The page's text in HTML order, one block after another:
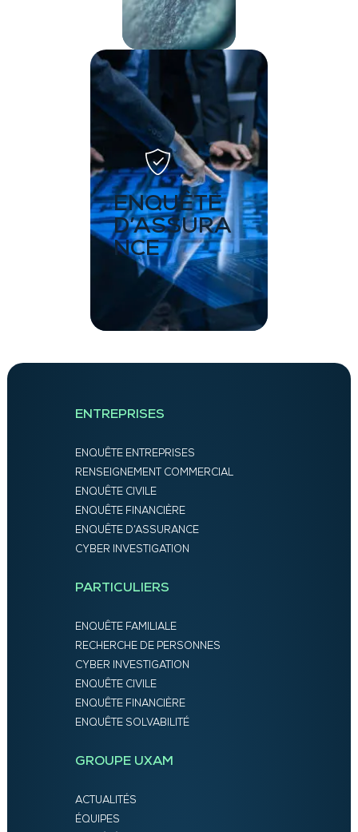
ENQUÊTE
D’ASSURA
NCE
ENTREPRISES
ENQUÊTE ENTREPRISES
RENSEIGNEMENT COMMERCIAL
ENQUÊTE CIVILE
ENQUÊTE FINANCIÈRE
ENQUÊTE D’ASSURANCE
CYBER INVESTIGATION
PARTICULIERS
ENQUÊTE FAMILIALE
RECHERCHE DE PERSONNES
CYBER INVESTIGATION
ENQUÊTE CIVILE
ENQUÊTE FINANCIÈRE
ENQUÊTE SOLVABILITÉ
GROUPE UXAM
ACTUALITÉS
ÉQUIPES